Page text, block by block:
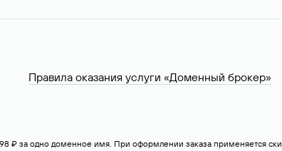
Правила оказания услуги «Доменный брокер»
₽ за одно доменное имя. При оформлении заказа применяется